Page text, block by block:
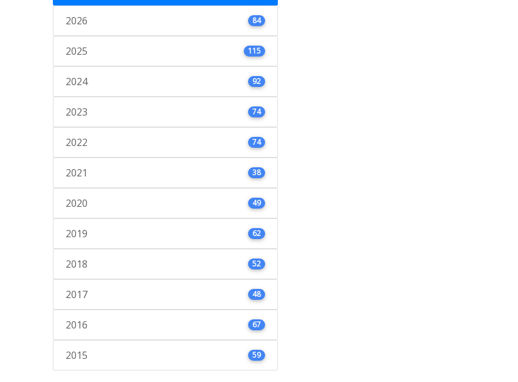
2026 84
2025 115
2024 92
2023 74
2022 74
2021 38
2020 49
2019 62
2018 52
2017 48
2016 67
2015 59